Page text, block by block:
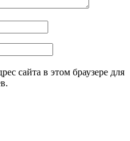
сайта в этом браузере для